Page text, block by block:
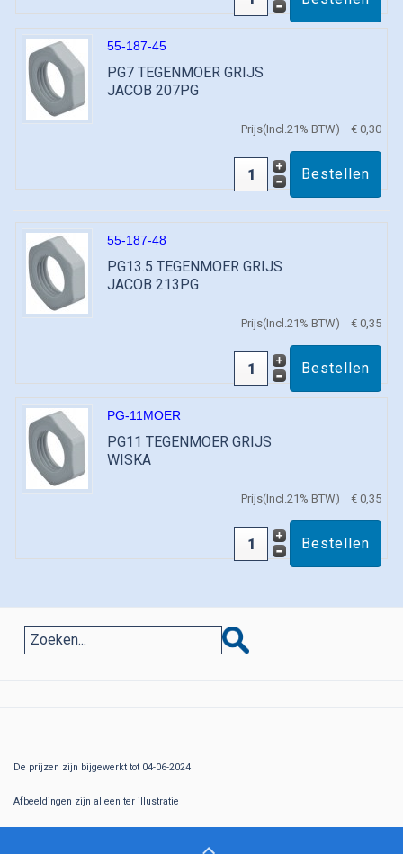
55-187-45
PG7 TEGENMOER GRIJS
JACOB 207PG
Prijs(Incl.21% BTW) € 0,30
55-187-48
PG13.5 TEGENMOER GRIJS
JACOB 213PG
Prijs(Incl.21% BTW) € 0,35
PG-11MOER
PG11 TEGENMOER GRIJS
WISKA
Prijs(Incl.21% BTW) € 0,35
De prijzen zijn bijgewerkt tot 04-06-2024
Afbeeldingen zijn alleen ter illustratie